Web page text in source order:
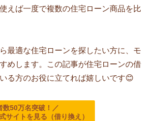
えば一度で複数の住宅ローン商品を比
最適な住宅ローンを探したい方に、モ
めします。この記事が住宅ローンの借
る方のお役に立てれば嬉しいです😊
数50万名突破！／
サイトを見る（借り換え）